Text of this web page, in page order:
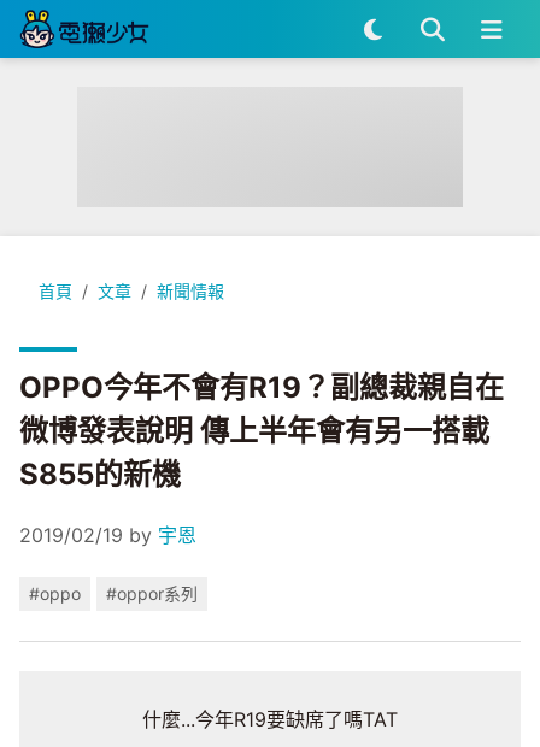
首頁 文章 新聞情報
OPPO今年不會有R19？副總裁親自在微博發表說明 傳上半年
OPPO今年不會有R19？副總裁親自在
微博發表說明 傳上半年會有另一搭載
S855的新機
2019/02/19 by 宇恩
#oppo #oppor系列
什麼...今年R19要缺席了嗎TAT